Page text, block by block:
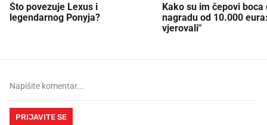
Što povezuje Lexus i
legendarnog Ponyja?
Kako su im čepovi boca
nagradu od 10.000
vjerovali"
PRIJAVITE SE